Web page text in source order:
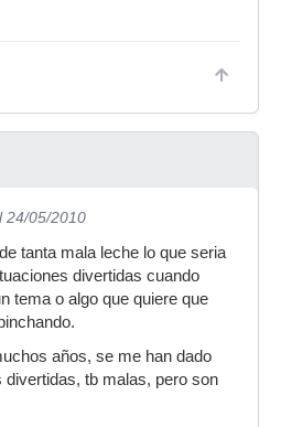
24/05/2010
tanta mala leche lo que seria
divertidas cuando
tema o algo que quiere que
años, se me han dado
tb malas, pero son